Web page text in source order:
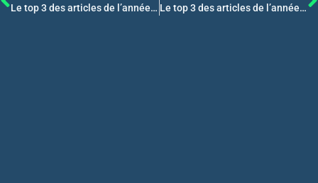
Le top 3 des articles de l’année – 3
Le top 3 des articles de l’année – 1